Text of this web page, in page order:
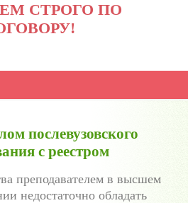
СТРОГО ПО
послевузовского
с реестром
преподавателем в высшем
недостаточно обладать